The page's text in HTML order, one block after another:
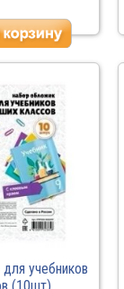
учебников